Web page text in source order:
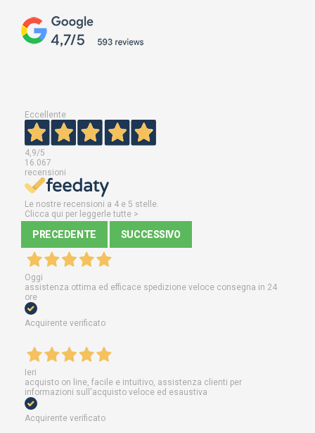
Eccellente
4,9/5
16.067
recensioni
Le nostre recensioni a 4 e 5 stelle.
Clicca qui per leggerle tutte >
PRECEDENTE SUCCESSIVO
Oggi
assistenza ottima ed efficace spedizione veloce consegna in 24
ore
Acquirente verificato
Ieri
acquisto on line, facile e intuitivo, assistenza clienti per
informazioni sull'acquisto veloce ed esaustiva
Acquirente verificato